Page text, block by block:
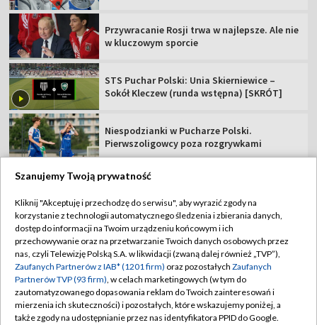
Przywracanie Rosji trwa w najlepsze. Ale nie
w kluczowym sporcie
STS Puchar Polski: Unia Skierniewice –
Sokół Kleczew (runda wstępna) [SKRÓT]
Niespodzianki w Pucharze Polski.
Pierwszoligowcy poza rozgrywkami
TVP
Abonament TVP
Sklep TVP
Biuro Reklamy
Oferta Handlowa
Regulamin TVP
Polityka prywatności
Moje zgody
Biuro reklamy
Szanujemy Twoją prywatność
Kliknij "Akceptuję i przechodzę do serwisu", aby wyrazić zgody na
korzystanie z technologii automatycznego śledzenia i zbierania danych,
dostęp do informacji na Twoim urządzeniu końcowym i ich
przechowywanie oraz na przetwarzanie Twoich danych osobowych przez
nas, czyli Telewizję Polską S.A. w likwidacji (zwaną dalej również „TVP”),
Zaufanych Partnerów z IAB* (1201 firm) oraz pozostałych Zaufanych
Partnerów TVP (93 firm), w celach marketingowych (w tym do
zautomatyzowanego dopasowania reklam do Twoich zainteresowań i
mierzenia ich skuteczności) i pozostałych, które wskazujemy poniżej, a
także zgody na udostępnianie przez nas identyfikatora PPID do Google.